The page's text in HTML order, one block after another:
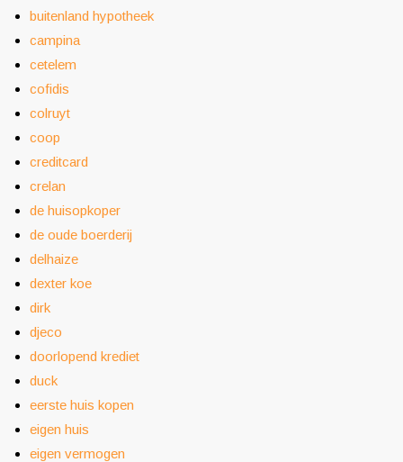
buitenland hypotheek
campina
cetelem
cofidis
colruyt
coop
creditcard
crelan
de huisopkoper
de oude boerderij
delhaize
dexter koe
dirk
djeco
doorlopend krediet
duck
eerste huis kopen
eigen huis
eigen vermogen